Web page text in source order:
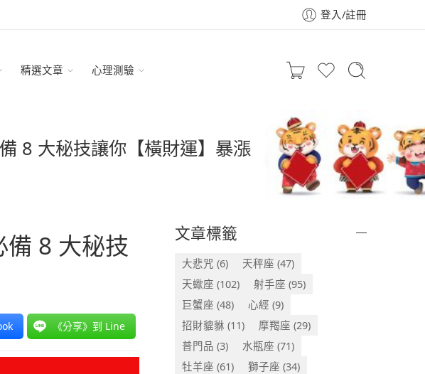
登入/註冊
精選文章 心理測驗
8 大秘技讓你【橫財運】暴漲
備 8 大秘技
《分享》到 Line
文章標籤
大悲咒 (6) 天秤座 (47)
天蠍座 (102) 射手座 (95)
巨蟹座 (48) 心經 (9)
招財貔貅 (11) 摩羯座 (29)
普門品 (3) 水瓶座 (71)
牡羊座 (61) 獅子座 (34)